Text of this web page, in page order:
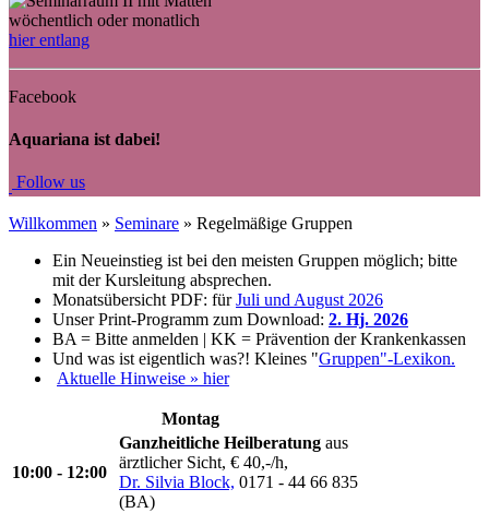
wöchentlich oder monatlich
hier entlang
Facebook
Aquariana ist dabei!
Follow us
Willkommen » Seminare » Regelmäßige Gruppen
Ein Neueinstieg ist bei den meisten Gruppen möglich; bitte
mit der Kursleitung absprechen.
Monatsübersicht PDF: fürJuli und August 2026
Unser Print-Programm zum Download: 2. Hj. 2026
BA = Bitte anmelden | KK = Prävention der Krankenkassen
Und was ist eigentlich was?! Kleines "Gruppen"-Lexikon.
Aktuelle Hinweise » hier
Montag
10:00 - 12:00
Ganzheitliche Heilberatung aus
ärztlicher Sicht, € 40,-/h,
Dr. Silvia Block, 0171 - 44 66 835
(BA)